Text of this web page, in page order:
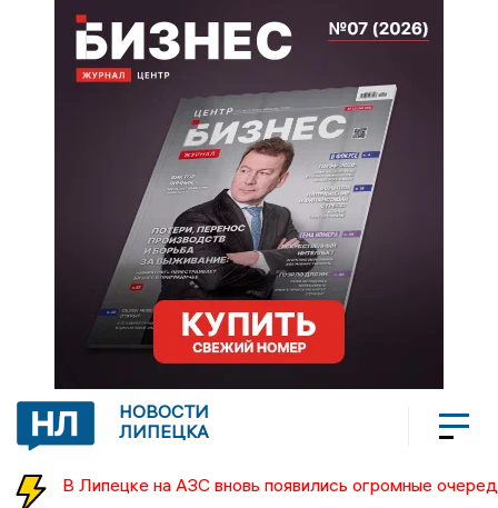
НОВОСТИ
ЛИПЕЦКА
В Липецке на АЗС вновь появились огромные